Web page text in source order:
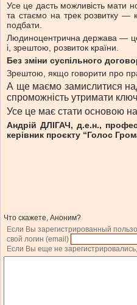
Усе це дасть можливість мати
та стаємо на трек розвитку —
подбати.
Людиноцентрична держава — це
і, зрештою, розвиток країни.
Без зміни суспільного
Зрештою, якщо говорити про
А ще маємо замислитися над
спроможність утримати
Усе це має стати основою
Андрій ДЛІГАЧ, д.е.н.,
керівник проєкту “Голос
Что скажете, Аноним?
Если Вы зарегистрированный
свой логин (email)
Если Вы еще не